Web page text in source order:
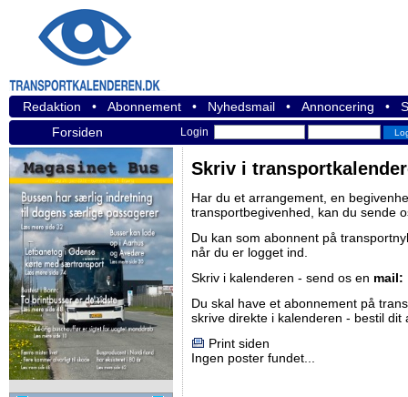
Redaktion • Abonnement • Nyhedsmail • Annoncering •
Forsiden
Login
Skriv i
Har du et arrangement, en
transportbegivenhed, kan du sende
Du kan som abonnent på
når du er logget ind.
Skriv i kalenderen - send os en mail:
Du skal have et abonnement på
skrive direkte i kalenderen - bestil dit
Print siden
Ingen poster fundet...